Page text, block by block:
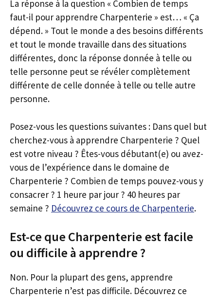
La réponse à la question « Combien de temps
faut-il pour apprendre Charpenterie » est… « Ça
dépend. » Tout le monde a des besoins différents
et tout le monde travaille dans des situations
différentes, donc la réponse donnée à telle ou
telle personne peut se révéler complètement
différente de celle donnée à telle ou telle autre
personne.
Posez-vous les questions suivantes : Dans quel but
cherchez-vous à apprendre Charpenterie ? Quel
est votre niveau ? Êtes-vous débutant(e) ou avez-
vous de l’expérience dans le domaine de
Charpenterie ? Combien de temps pouvez-vous y
consacrer ? 1 heure par jour ? 40 heures par
semaine ? Découvrez ce cours de Charpenterie.
Est-ce que Charpenterie est facile
ou difficile à apprendre ?
Non. Pour la plupart des gens, apprendre
Charpenterie n’est pas difficile. Découvrez ce